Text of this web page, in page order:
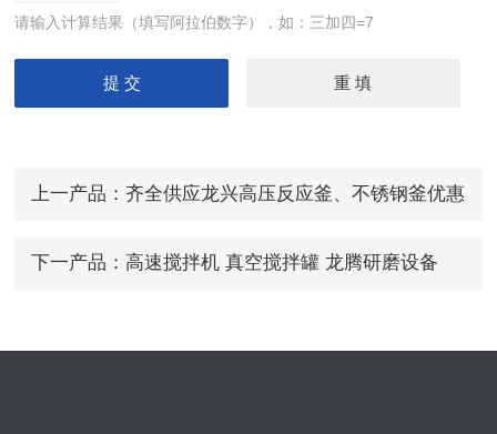
请输入计算结果（填写阿拉伯数字），如：三加四=7
上一产品： 齐全供应龙兴高压反应釜、不锈钢釜优惠
下一产品： 高速搅拌机 真空搅拌罐 龙腾研磨设备